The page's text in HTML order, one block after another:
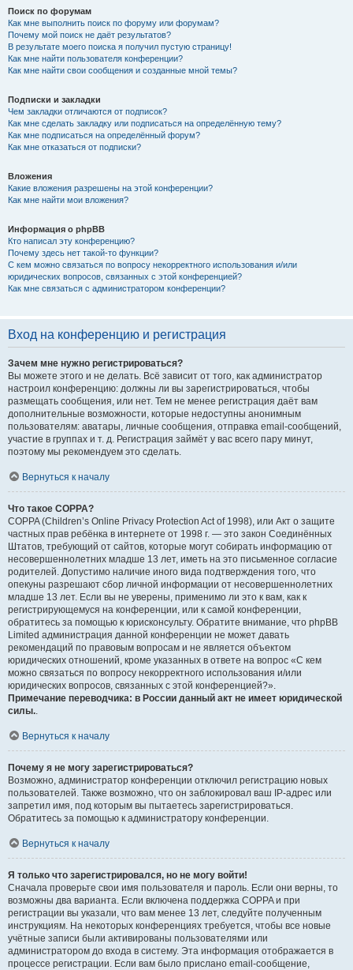
Поиск по форумам
Как мне выполнить поиск по форуму или форумам?
Почему мой поиск не даёт результатов?
В результате моего поиска я получил пустую страницу!
Как мне найти пользователя конференции?
Как мне найти свои сообщения и созданные мной темы?
Подписки и закладки
Чем закладки отличаются от подписок?
Как мне сделать закладку или подписаться на определённую тему?
Как мне подписаться на определённый форум?
Как мне отказаться от подписки?
Вложения
Какие вложения разрешены на этой конференции?
Как мне найти мои вложения?
Информация о phpBB
Кто написал эту конференцию?
Почему здесь нет такой-то функции?
С кем можно связаться по вопросу некорректного использования и/или
юридических вопросов, связанных с этой конференцией?
Как мне связаться с администратором конференции?
Вход на конференцию и регистрация
Зачем мне нужно регистрироваться?
Вы можете этого и не делать. Всё зависит от того, как администратор
настроил конференцию: должны ли вы зарегистрироваться, чтобы
размещать сообщения, или нет. Тем не менее регистрация даёт вам
дополнительные возможности, которые недоступны анонимным
пользователям: аватары, личные сообщения, отправка email-сообщений,
участие в группах и т. д. Регистрация займёт у вас всего пару минут,
поэтому мы рекомендуем это сделать.
Вернуться к началу
Что такое COPPA?
COPPA (Children’s Online Privacy Protection Act of 1998), или Акт о защите
частных прав ребёнка в интернете от 1998 г. — это закон Соединённых
Штатов, требующий от сайтов, которые могут собирать информацию от
несовершеннолетних младше 13 лет, иметь на это письменное согласие
родителей. Допустимо наличие иного вида подтверждения того, что
опекуны разрешают сбор личной информации от несовершеннолетних
младше 13 лет. Если вы не уверены, применимо ли это к вам, как к
регистрирующемуся на конференции, или к самой конференции,
обратитесь за помощью к юрисконсульту. Обратите внимание, что phpBB
Limited администрация данной конференции не может давать
рекомендаций по правовым вопросам и не является объектом
юридических отношений, кроме указанных в ответе на вопрос «С кем
можно связаться по вопросу некорректного использования и/или
юридических вопросов, связанных с этой конференцией?».
Примечание переводчика: в России данный акт не имеет юридической
силы..
Вернуться к началу
Почему я не могу зарегистрироваться?
Возможно, администратор конференции отключил регистрацию новых
пользователей. Также возможно, что он заблокировал ваш IP-адрес или
запретил имя, под которым вы пытаетесь зарегистрироваться.
Обратитесь за помощью к администратору конференции.
Вернуться к началу
Я только что зарегистрировался, но не могу войти!
Сначала проверьте свои имя пользователя и пароль. Если они верны, то
возможны два варианта. Если включена поддержка COPPA и при
регистрации вы указали, что вам менее 13 лет, следуйте полученным
инструкциям. На некоторых конференциях требуется, чтобы все новые
учётные записи были активированы пользователями или
администратором до входа в систему. Эта информация отображается в
процессе регистрации. Если вам было прислано email-сообщение,